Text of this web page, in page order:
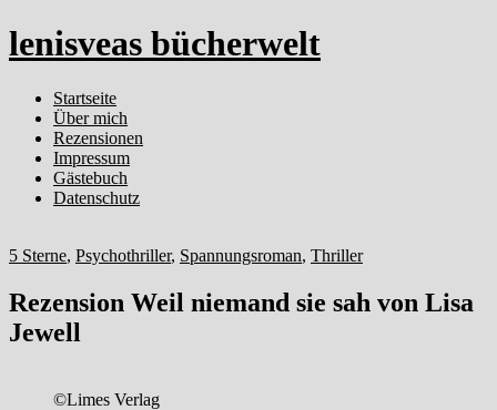
lenisveas bücherwelt
Startseite
Über mich
Rezensionen
Impressum
Gästebuch
Datenschutz
5 Sterne, Psychothriller, Spannungsroman, Thriller
Rezension Weil niemand sie sah von Lisa
Jewell
©Limes Verlag